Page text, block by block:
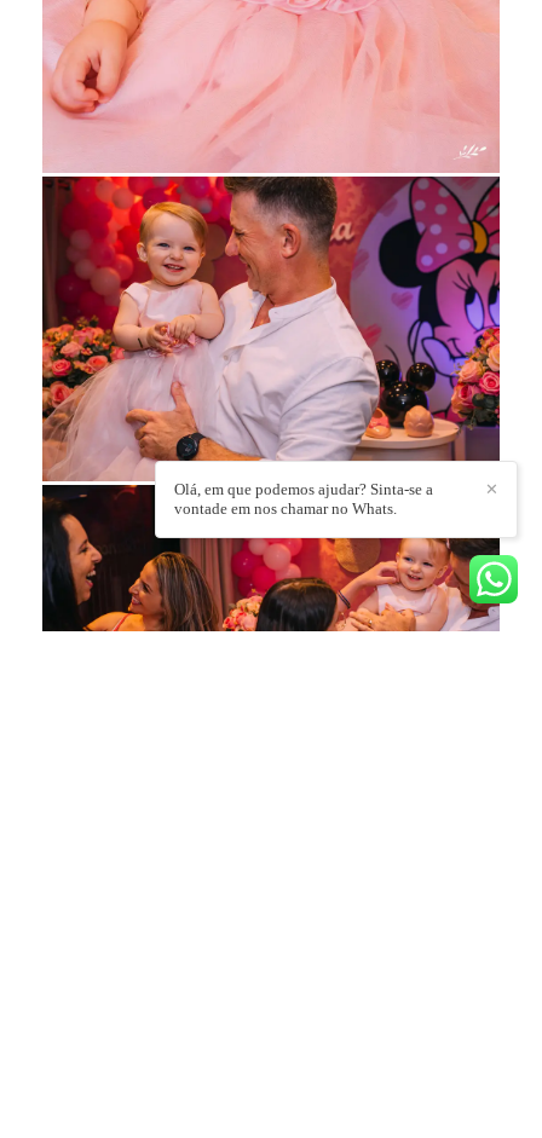
✕
Olá, em que podemos ajudar? Sinta-se a
vontade em nos chamar no Whats.